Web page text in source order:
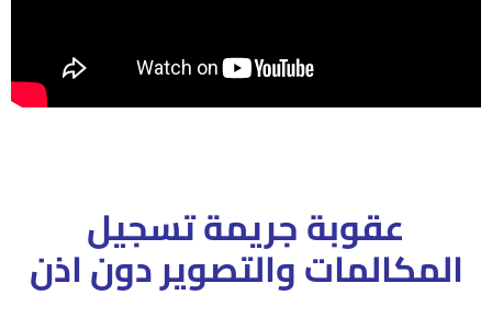
عقوبة جريمة تسجيل
المكالمات والتصوير دون اذن